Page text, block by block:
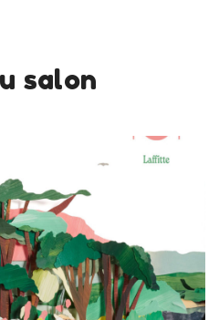
salon
9 mars
lès-Arpajon
plus